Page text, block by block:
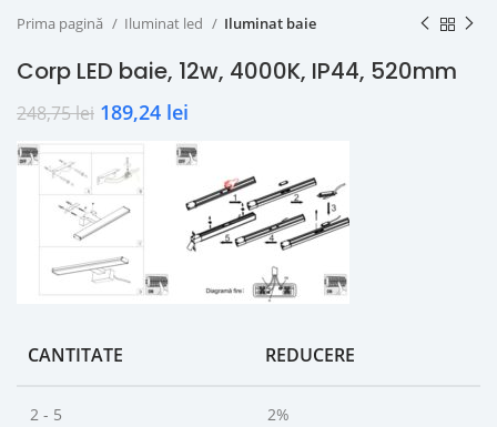
Prima pagină Iluminat led Iluminat baie
Corp LED baie, 12w, 4000K, IP44, 520mm
248,75lei 189,24 lei
CANTITATE REDUCERE
2 - 5 2%